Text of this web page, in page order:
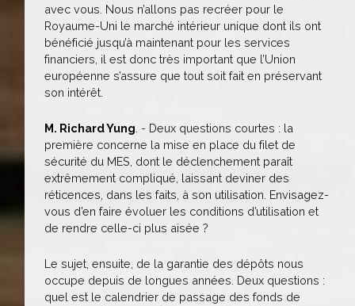
avec vous. Nous n’allons pas recréer pour le
Royaume-Uni le marché intérieur unique dont ils ont
bénéficié jusqu’à maintenant pour les services
financiers, il est donc très important que l’Union
européenne s’assure que tout soit fait en préservant
son intérêt.
M. Richard Yung . - Deux questions courtes : la
première concerne la mise en place du filet de
sécurité du MES, dont le déclenchement paraît
extrêmement compliqué, laissant deviner des
réticences, dans les faits, à son utilisation. Envisagez-
vous d’en faire évoluer les conditions d’utilisation et
de rendre celle-ci plus aisée ?
Le sujet, ensuite, de la garantie des dépôts nous
occupe depuis de longues années. Deux questions :
quel est le calendrier de passage des fonds de